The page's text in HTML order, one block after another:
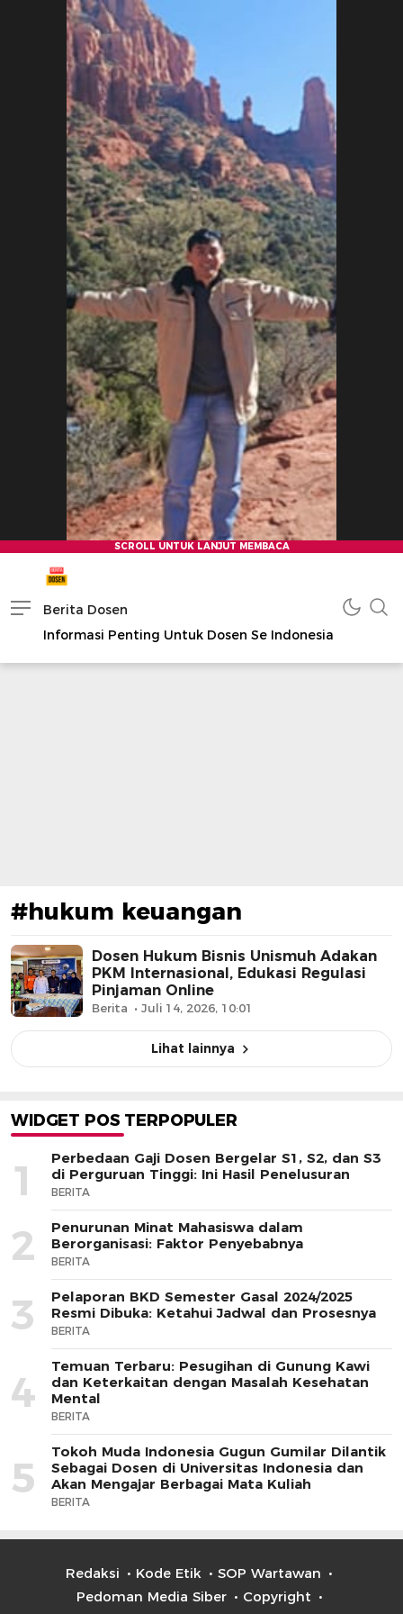
Berita Dosen
Informasi Penting Untuk Dosen Se Indonesia
#hukum keuangan
Dosen Hukum Bisnis Unismuh Adakan
PKM Internasional, Edukasi Regulasi
Pinjaman Online
Berita Juli 14, 2026, 10:01
Lihat lainnya
WIDGET POS TERPOPULER
1
Perbedaan Gaji Dosen Bergelar S1, S2, dan S3
di Perguruan Tinggi: Ini Hasil Penelusuran
BERITA
2
Penurunan Minat Mahasiswa dalam
Berorganisasi: Faktor Penyebabnya
BERITA
3
Pelaporan BKD Semester Gasal 2024/2025
Resmi Dibuka: Ketahui Jadwal dan Prosesnya
BERITA
4
Temuan Terbaru: Pesugihan di Gunung Kawi
dan Keterkaitan dengan Masalah Kesehatan
Mental
BERITA
5
Tokoh Muda Indonesia Gugun Gumilar Dilantik
Sebagai Dosen di Universitas Indonesia dan
Akan Mengajar Berbagai Mata Kuliah
BERITA
Redaksi Kode Etik
SOP Wartawan
Pedoman Media Siber
Copyright